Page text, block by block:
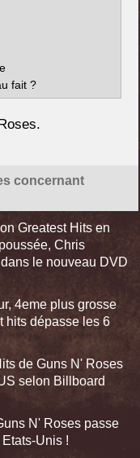
fait ?
concernant
Greatest Hits en
Chris
le nouveau DVD
4eme plus grosse
hits dépasse les 6
de Guns N' Roses
selon Billboard
N' Roses passe
Unis !